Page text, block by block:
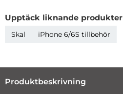
Upptäck liknande produkter
Skal iPhone 6/6S tillbehör
Produktbeskrivning